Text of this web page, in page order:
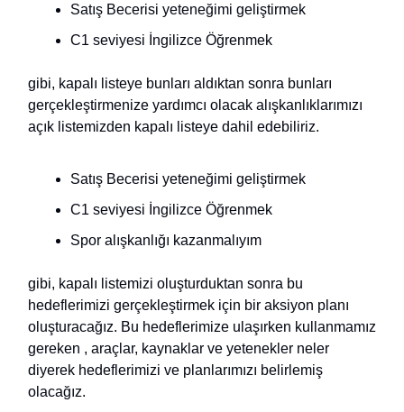
Satış Becerisi yeteneğimi geliştirmek
C1 seviyesi İngilizce Öğrenmek
gibi, kapalı listeye bunları aldıktan sonra bunları
gerçekleştirmenize yardımcı olacak alışkanlıklarımızı
açık listemizden kapalı listeye dahil edebiliriz.
Satış Becerisi yeteneğimi geliştirmek
C1 seviyesi İngilizce Öğrenmek
Spor alışkanlığı kazanmalıyım
gibi, kapalı listemizi oluşturduktan sonra bu
hedeflerimizi gerçekleştirmek için bir aksiyon planı
oluşturacağız. Bu hedeflerimize ulaşırken kullanmamız
gereken , araçlar, kaynaklar ve yetenekler neler
diyerek hedeflerimizi ve planlarımızı belirlemiş
olacağız.